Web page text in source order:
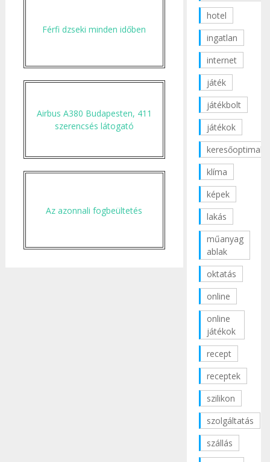
Férfi dzseki minden időben
Airbus A380 Budapesten, 411
szerencsés látogató
Az azonnali fogbeültetés
hotel
ingatlan
internet
játék
játékbolt
játékok
klíma
képek
lakás
műanyag
ablak
oktatás
online
online
játékok
recept
receptek
szilikon
szolgáltatás
szállás